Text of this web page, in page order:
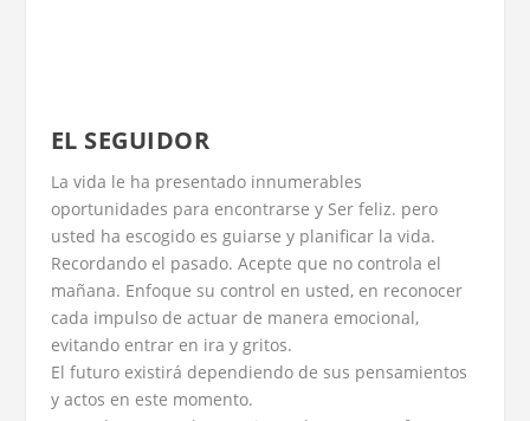
EL SEGUIDOR
La vida le ha presentado innumerables
oportunidades para encontrarse y Ser feliz. pero
usted ha escogido es guiarse y planificar la vida.
Recordando el pasado. Acepte que no controla el
mañana. Enfoque su control en usted, en reconocer
cada impulso de actuar de manera emocional,
evitando entrar en ira y gritos.
El futuro existirá dependiendo de sus pensamientos
y actos en este momento.